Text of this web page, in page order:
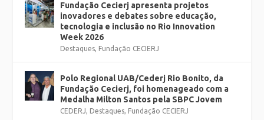
Fundação Cecierj apresenta projetos
inovadores e debates sobre educação,
tecnologia e inclusão no Rio Innovation
Week 2026
Destaques, Fundação CECIERJ
Polo Regional UAB/Cederj Rio Bonito, da
Fundação Cecierj, foi homenageado com a
Medalha Milton Santos pela SBPC Jovem
CEDERJ, Destaques, Fundação CECIERJ